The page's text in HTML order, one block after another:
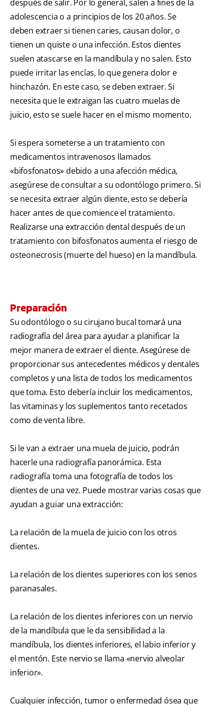
después de salir. Por lo general, salen a fines de la
adolescencia o a principios de los 20 años. Se
deben extraer si tienen caries, causan dolor, o
tienen un quiste o una infección. Estos dientes
suelen atascarse en la mandíbula y no salen. Esto
puede irritar las encías, lo que genera dolor e
hinchazón. En este caso, se deben extraer. Si
necesita que le extraigan las cuatro muelas de
juicio, esto se suele hacer en el mismo momento.
Si espera someterse a un tratamiento con
medicamentos intravenosos llamados
«bifosfonatos» debido a una afección médica,
asegúrese de consultar a su odontólogo primero. Si
se necesita extraer algún diente, esto se debería
hacer antes de que comience el tratamiento.
Realizarse una extracción dental después de un
tratamiento con bifosfonatos aumenta el riesgo de
osteonecrosis (muerte del hueso) en la mandíbula.
Preparación
Su odontólogo o su cirujano bucal tomará una
radiografía del área para ayudar a planificar la
mejor manera de extraer el diente. Asegúrese de
proporcionar sus antecedentes médicos y dentales
completos y una lista de todos los medicamentos
que toma. Esto debería incluir los medicamentos,
las vitaminas y los suplementos tanto recetados
como de venta libre.
Si le van a extraer una muela de juicio, podrán
hacerle una radiografía panorámica. Esta
radiografía toma una fotografía de todos los
dientes de una vez. Puede mostrar varias cosas que
ayudan a guiar una extracción:
La relación de la muela de juicio con los otros
dientes.
La relación de los dientes superiores con los senos
paranasales.
La relación de los dientes inferiores con un nervio
de la mandíbula que le da sensibilidad a la
mandíbula, los dientes inferiores, el labio inferior y
el mentón. Este nervio se llama «nervio alveolar
inferior».
Cualquier infección, tumor o enfermedad ósea que